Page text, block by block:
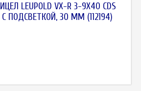
LEUPOLD VX-R 3-9X40 CDS
C ПОДСВЕТКОЙ, 30 ММ (112194)